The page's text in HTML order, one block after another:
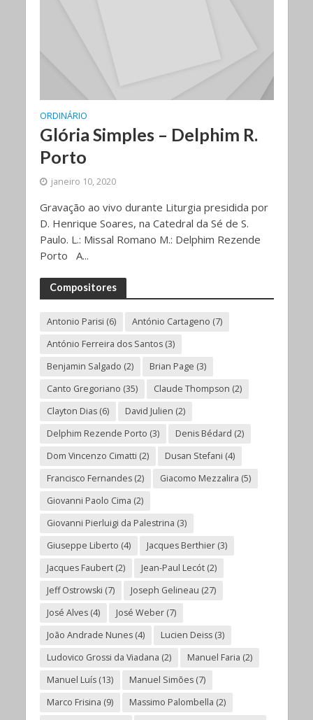
ORDINÁRIO
Glória Simples – Delphim R.
Porto
janeiro 10, 2020
Gravação ao vivo durante Liturgia presidida por
D. Henrique Soares, na Catedral da Sé de S.
Paulo. L.: Missal Romano M.: Delphim Rezende
Porto A...
Compositores
Antonio Parisi (6) António Cartageno (7)
António Ferreira dos Santos(3)
Benjamin Salgado (2) Brian Page (3)
Canto Gregoriano (35) Claude Thompson (2)
Clayton Dias(6) David Julien (2)
Delphim Rezende Porto (3) Denis Bédard (2)
Dom Vincenzo Cimatti (2) Dusan Stefani (4)
Francisco Fernandes(2) Giacomo Mezzalira (5)
Giovanni Paolo Cima (2)
Giovanni Pierluigi da Palestrina (3)
Giuseppe Liberto (4) Jacques Berthier(3)
Jacques Faubert(2) Jean-Paul Lecót(2)
Jeff Ostrowski (7) Joseph Gelineau (27)
José Alves(4) José Weber(7)
João Andrade Nunes(4) Lucien Deiss(3)
Ludovico Grossi da Viadana (2) Manuel Faria (2)
Manuel Luís(13) Manuel Simões(7)
Marco Frisina (9) Massimo Palombella (2)